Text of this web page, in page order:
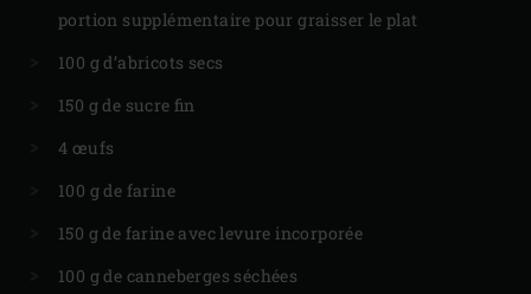
portion supplémentaire pour graisser le plat
100 g d’abricots secs
150 g de sucre fin
4 œufs
100 g de farine
150 g de farine avec levure incorporée
100 g de canneberges séchées